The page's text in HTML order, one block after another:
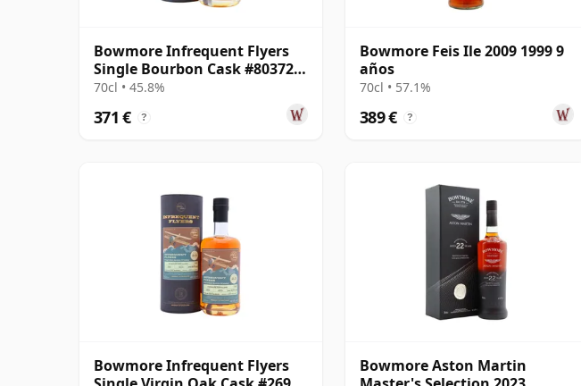
Bowmore Infrequent Flyers
Single Bourbon Cask #803728
1998 25 años
70cl • 45.8%
371 € ?
Bowmore Feis Ile 2009 1999 9
años
70cl • 57.1%
389 € ?
Bowmore Infrequent Flyers
Bowmore Aston Martin